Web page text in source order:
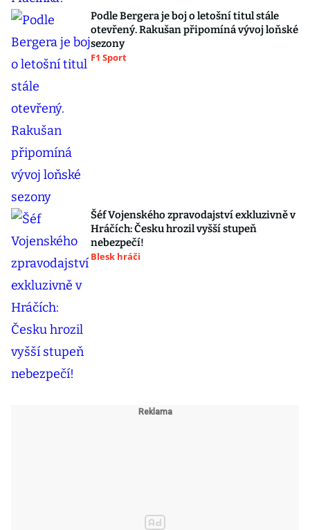
Podle Bergera je boj o letošní titul stále
otevřený. Rakušan připomíná vývoj loňské
sezony
F1 Sport
Šéf Vojenského zpravodajství exkluzivně v
Hráčích: Česku hrozil vyšší stupeň
nebezpečí!
Blesk hráči